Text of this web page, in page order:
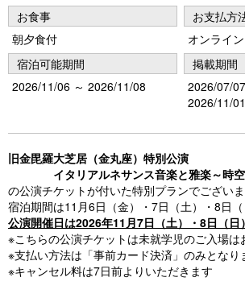
s
お食事
朝夕食付
お支払方
オンライ
宿泊可能期間
2026/11/06 ～ 2026/11/08
掲載期間
2026/07/
2026/11/
旧金毘羅大芝居（金丸座）特別公演
イタリアルネサンス音楽と雅楽～時空
の公演チケットが付いた特別プランでございま
宿泊期間は11月6日（金）・7日（土）・8日
公演開催日は2026年11月7日（土）・8日（日）
※こちらの公演チケットは未就学児のご入場は
※支払い方法は「事前カード決済」のみとなり
※キャンセル料は7日前よりいただきます